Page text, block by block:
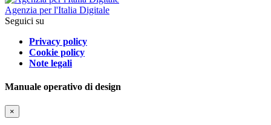
Agenzia per l'Italia Digitale
Seguici su
Privacy policy
Cookie policy
Note legali
Manuale operativo di design
×